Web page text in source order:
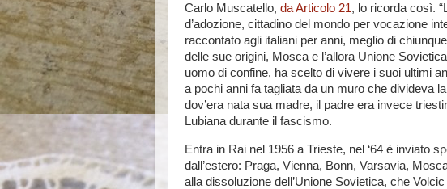
Carlo Muscatello, da Articolo 21, lo ricorda così.
d’adozione, cittadino del mondo per vocazione
raccontato agli italiani per anni, meglio di
delle sue origini, Mosca e l’allora Unione
uomo di confine, ha scelto di vivere i suoi ultimi
a pochi anni fa tagliata da un muro che divideva
dov’era nata sua madre, il padre era invece
Lubiana durante il fascismo.
Entra in Rai nel 1956 a Trieste, nel ‘64 è inviato
dall’estero: Praga, Vienna, Bonn, Varsavia,
alla dissoluzione dell’Unione Sovietica, che